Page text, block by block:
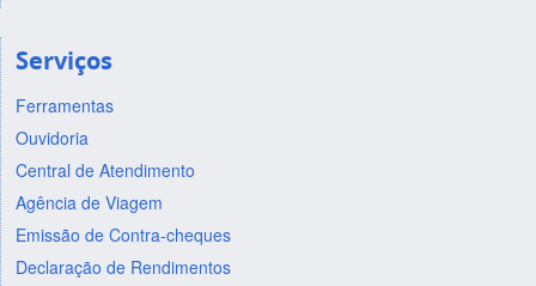
Serviços
Ferramentas
Ouvidoria
Central de Atendimento
Agência de Viagem
Emissão de Contra-cheques
Declaração de Rendimentos